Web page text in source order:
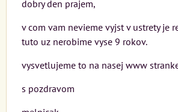
dobry den prajem,
v com vam nevieme vyjst v ustrety je
tuto uz nerobime vyse 9 rokov.
vysvetlujeme to na nasej www
s pozdravom